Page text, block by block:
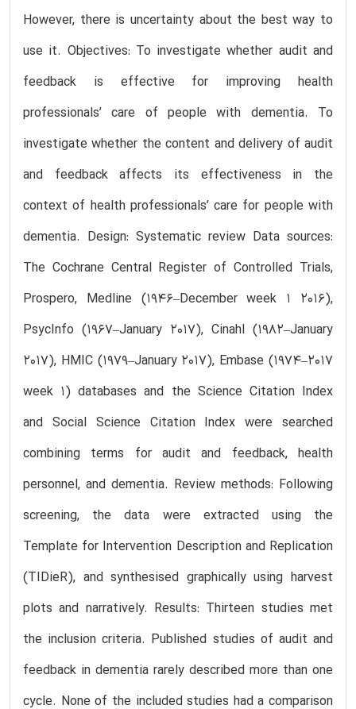
However, there is uncertainty about the best way to
use it. Objectives: To investigate whether audit and
feedback is effective for improving health
professionals’ care of people with dementia. To
investigate whether the content and delivery of audit
and feedback affects its effectiveness in the
context of health professionals’ care for people with
dementia. Design: Systematic review Data sources:
The Cochrane Central Register of Controlled Trials,
Prospero, Medline (1946–December week 1 2016),
PsycInfo (1967–January 2017), Cinahl (1982–January
2017), HMIC (1979–January 2017), Embase (1974–2017
week 1) databases and the Science Citation Index
and Social Science Citation Index were searched
combining terms for audit and feedback, health
personnel, and dementia. Review methods: Following
screening, the data were extracted using the
Template for Intervention Description and Replication
(TIDieR), and synthesised graphically using harvest
plots and narratively. Results: Thirteen studies met
the inclusion criteria. Published studies of audit and
feedback in dementia rarely described more than one
cycle. None of the included studies had a comparison